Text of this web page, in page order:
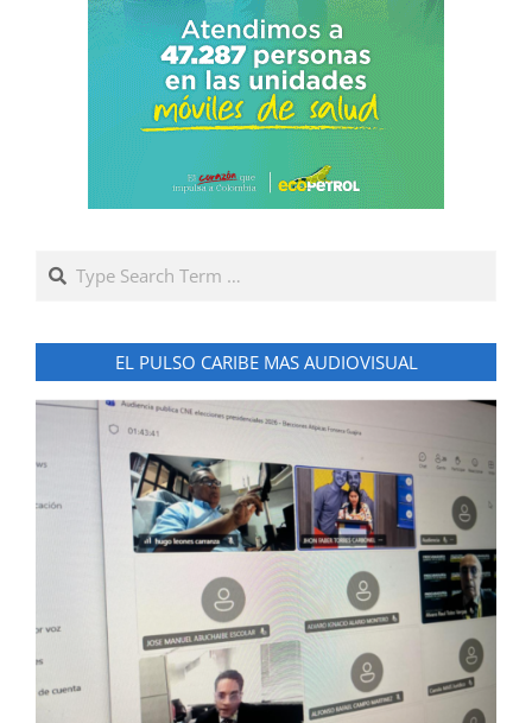
Search
EL PULSO CARIBE MAS AUDIOVISUAL